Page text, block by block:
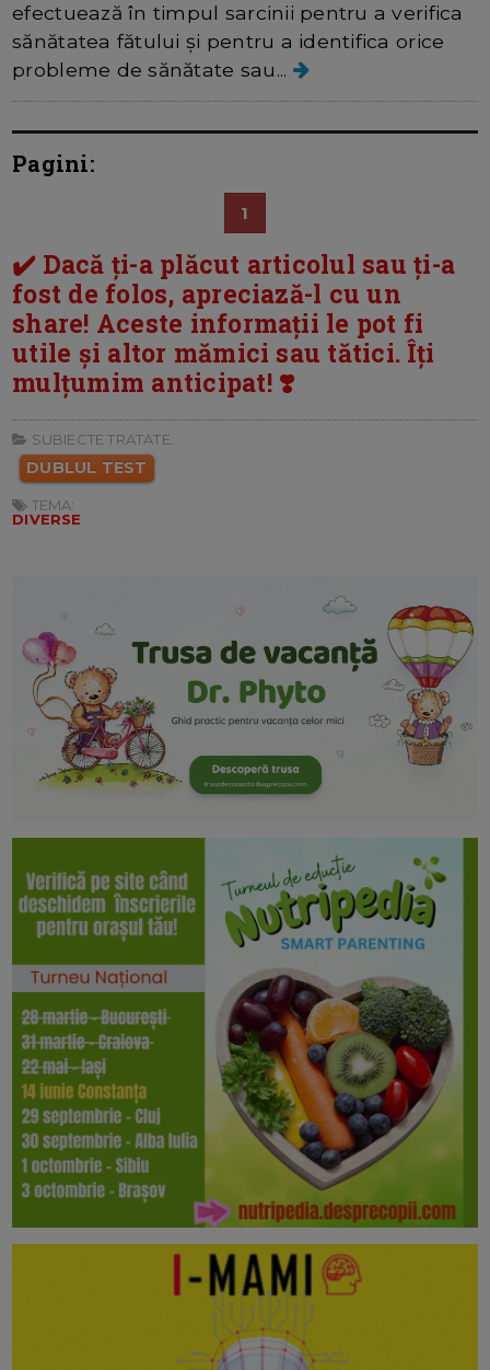
efectuează în timpul sarcinii pentru a verifica
sănătatea fătului și pentru a identifica orice
probleme de sănătate sau...
Pagini:
1
✔️ Dacă ți-a plăcut articolul sau ți-a
fost de folos, apreciază-l cu un
share! Aceste informații le pot fi
utile și altor mămici sau tătici. Îți
mulțumim anticipat! ❣️
SUBIECTE TRATATE:
DUBLUL TEST
TEMA:
DIVERSE